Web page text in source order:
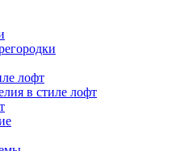
лофт
в стиле лофт